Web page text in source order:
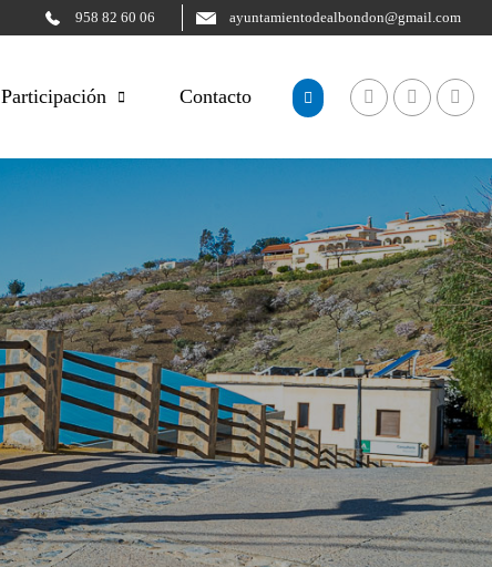
958 82 60 06 ayuntamientodealbondon@gmail.com
Participación Contacto